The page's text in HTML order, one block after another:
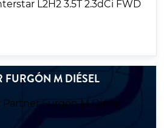
FURGÓN M DIÉSEL